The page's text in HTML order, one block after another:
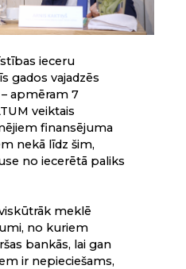
ieceru
gados vajadzēs
apmēram 7
veiktais
finansējuma
nekā līdz šim,
no iecerētā paliks
meklē
no kuriem
bankās, lai gan
ir nepieciešams,